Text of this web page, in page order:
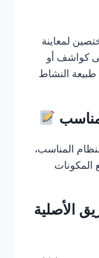
لمعاينة
كواشف أو
النشاط
المناسب،
المكونات